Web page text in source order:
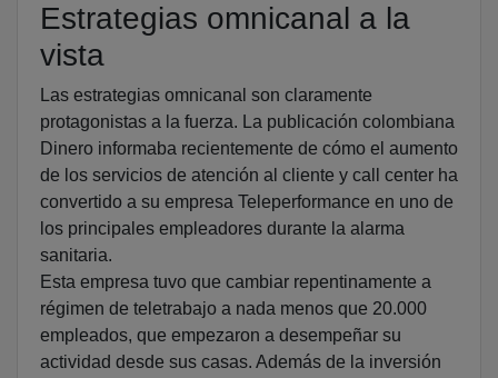
Estrategias omnicanal a la
vista
Las estrategias omnicanal son claramente
protagonistas a la fuerza. La publicación colombiana
Dinero informaba recientemente de cómo el aumento
de los servicios de atención al cliente y call center ha
convertido a su empresa Teleperformance en uno de
los principales empleadores durante la alarma
sanitaria.
Esta empresa tuvo que cambiar repentinamente a
régimen de teletrabajo a nada menos que 20.000
empleados, que empezaron a desempeñar su
actividad desde sus casas. Además de la inversión